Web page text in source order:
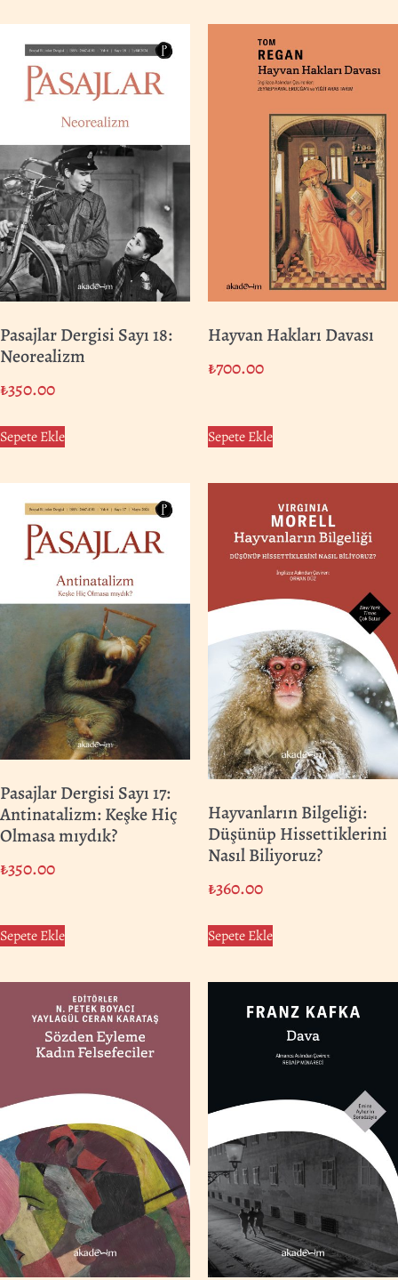
Pasajlar Dergisi Sayı 18:
Neorealizm
₺350.00
Sepete Ekle
Hayvan Hakları Davası
₺700.00
Sepete Ekle
Pasajlar Dergisi Sayı 17:
Antinatalizm: Keşke Hiç
Olmasa mıydık?
₺350.00
Sepete Ekle
Hayvanların Bilgeliği:
Düşünüp Hissettiklerini
Nasıl Biliyoruz?
₺360.00
Sepete Ekle